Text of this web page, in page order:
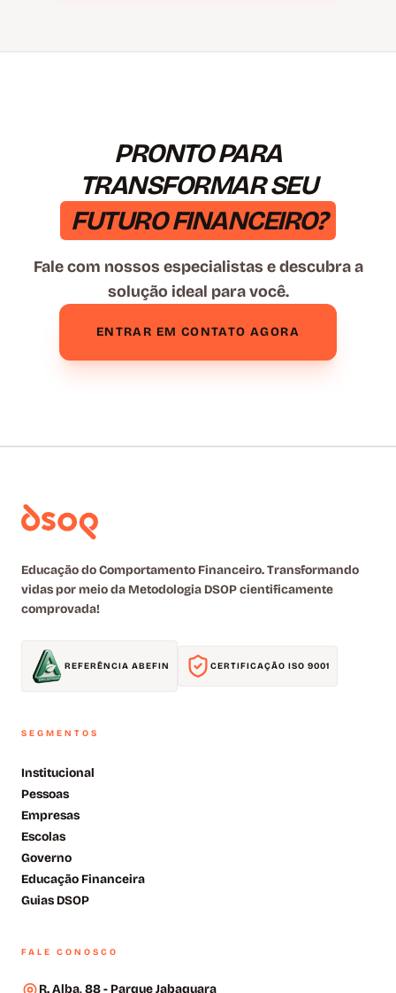
PRONTO PARA
TRANSFORMAR SEU
FUTURO FINANCEIRO?
Fale com nossos especialistas e descubra a
solução ideal para você.
ENTRAR EM CONTATO AGORA
Educação do Comportamento Financeiro. Transformando
vidas por meio da Metodologia DSOP cientificamente
comprovada!
REFERÊNCIA ABEFIN CERTIFICAÇÃO ISO 9001
SEGMENTOS
Institucional
Pessoas
Empresas
Escolas
Governo
Educação Financeira
Guias DSOP
FALE CONOSCO
R. Alba, 88 - Parque Jabaquara